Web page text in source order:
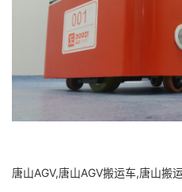
唐山AGV,唐山AGV搬运车,唐山搬